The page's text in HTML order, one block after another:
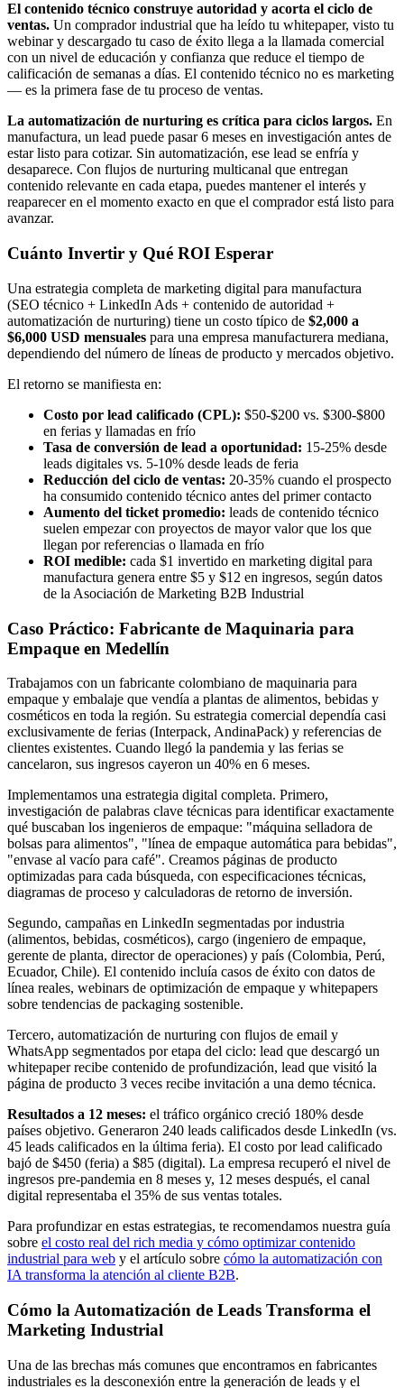
El contenido técnico construye autoridad y acorta el ciclo de
ventas. Un comprador industrial que ha leído tu whitepaper, visto tu
webinar y descargado tu caso de éxito llega a la llamada comercial
con un nivel de educación y confianza que reduce el tiempo de
calificación de semanas a días. El contenido técnico no es marketing
— es la primera fase de tu proceso de ventas.
La automatización de nurturing es crítica para ciclos largos. En
manufactura, un lead puede pasar 6 meses en investigación antes de
estar listo para cotizar. Sin automatización, ese lead se enfría y
desaparece. Con flujos de nurturing multicanal que entregan
contenido relevante en cada etapa, puedes mantener el interés y
reaparecer en el momento exacto en que el comprador está listo para
avanzar.
Cuánto Invertir y Qué ROI Esperar
Una estrategia completa de marketing digital para manufactura
(SEO técnico + LinkedIn Ads + contenido de autoridad +
automatización de nurturing) tiene un costo típico de $2,000 a
$6,000 USD mensuales para una empresa manufacturera mediana,
dependiendo del número de líneas de producto y mercados objetivo.
El retorno se manifiesta en:
Costo por lead calificado (CPL): $50-$200 vs. $300-$800
en ferias y llamadas en frío
Tasa de conversión de lead a oportunidad: 15-25% desde
leads digitales vs. 5-10% desde leads de feria
Reducción del ciclo de ventas: 20-35% cuando el prospecto
ha consumido contenido técnico antes del primer contacto
Aumento del ticket promedio: leads de contenido técnico
suelen empezar con proyectos de mayor valor que los que
llegan por referencias o llamada en frío
ROI medible: cada $1 invertido en marketing digital para
manufactura genera entre $5 y $12 en ingresos, según datos
de la Asociación de Marketing B2B Industrial
Caso Práctico: Fabricante de Maquinaria para
Empaque en Medellín
Trabajamos con un fabricante colombiano de maquinaria para
empaque y embalaje que vendía a plantas de alimentos, bebidas y
cosméticos en toda la región. Su estrategia comercial dependía casi
exclusivamente de ferias (Interpack, AndinaPack) y referencias de
clientes existentes. Cuando llegó la pandemia y las ferias se
cancelaron, sus ingresos cayeron un 40% en 6 meses.
Implementamos una estrategia digital completa. Primero,
investigación de palabras clave técnicas para identificar exactamente
qué buscaban los ingenieros de empaque: "máquina selladora de
bolsas para alimentos", "línea de empaque automática para bebidas",
"envase al vacío para café". Creamos páginas de producto
optimizadas para cada búsqueda, con especificaciones técnicas,
diagramas de proceso y calculadoras de retorno de inversión.
Segundo, campañas en LinkedIn segmentadas por industria
(alimentos, bebidas, cosméticos), cargo (ingeniero de empaque,
gerente de planta, director de operaciones) y país (Colombia, Perú,
Ecuador, Chile). El contenido incluía casos de éxito con datos de
línea reales, webinars de optimización de empaque y whitepapers
sobre tendencias de packaging sostenible.
Tercero, automatización de nurturing con flujos de email y
WhatsApp segmentados por etapa del ciclo: lead que descargó un
whitepaper recibe contenido de profundización, lead que visitó la
página de producto 3 veces recibe invitación a una demo técnica.
Resultados a 12 meses: el tráfico orgánico creció 180% desde
países objetivo. Generaron 240 leads calificados desde LinkedIn (vs.
45 leads calificados en la última feria). El costo por lead calificado
bajó de $450 (feria) a $85 (digital). La empresa recuperó el nivel de
ingresos pre-pandemia en 8 meses y, 12 meses después, el canal
digital representaba el 35% de sus ventas totales.
Para profundizar en estas estrategias, te recomendamos nuestra guía
sobre el costo real del rich media y cómo optimizar contenido
industrial para web y el artículo sobre cómo la automatización con
IA transforma la atención al cliente B2B.
Cómo la Automatización de Leads Transforma el
Marketing Industrial
Una de las brechas más comunes que encontramos en fabricantes
industriales es la desconexión entre la generación de leads y el